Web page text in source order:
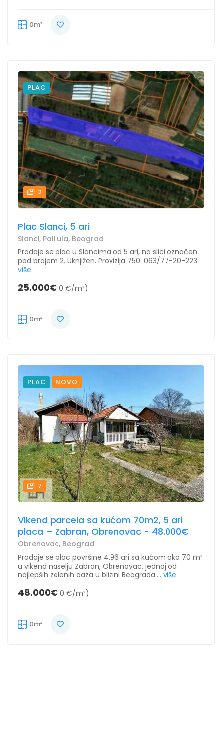
0m²
PLAC
2
Plac Slanci, 5 ari
Slanci, Palilula, Beograd
Prodaje se plac u Slancima od 5 ari, na slici označen
pod brojem 2. Uknjižen. Provizija 750. 063/77-20-223
više
25.000€ 0 €/m²)
0m²
PLAC NOVO
7
Vikend parcela sa kućom 70m2, 5 ari
placa – Zabran, Obrenovac - 48.000€
Obrenovac, Beograd
Prodaje se plac površine 4.96 ari sa kućom oko 70 m²
u vikend naselju Zabran, Obrenovac, jednoj od
najlepših zelenih oaza u blizini Beograda.... više
48.000€ 0 €/m²)
0m²